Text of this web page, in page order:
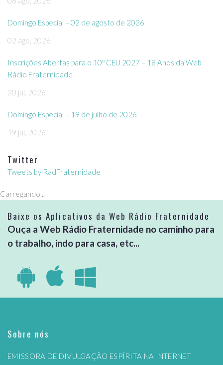
Domingo Especial – 02 de agosto de 2026
02 ago, 2026
Inscrições Abertas para o 10º CEU 2027 – 18 Anos da Web
Rádio Fraternidade
20 jul, 2026
Domingo Especial – 19 de julho de 2026
19 jul, 2026
Twitter
Tweets by RadFraternidade
Carregando...
Baixe os Aplicativos da Web Rádio Fraternidade
Ouça a Web Rádio Fraternidade no caminho para
o trabalho, indo para casa, etc...
Sobre nós
EMISSORA DE DIVULGAÇÃO ESPÍRITA NA INTERNET